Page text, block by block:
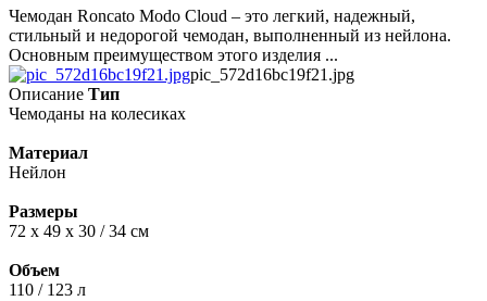
Чемодан Roncato Modo Cloud – это легкий, надежный,
стильный и недорогой чемодан, выполненный из нейлона.
Основным преимуществом этого изделия ...
pic_572d16bc19f21.jpg
Описание Тип
Чемоданы на колесиках
Материал
Нейлон
Размеры
72 х 49 х 30 / 34 см
Объем
110 / 123 л